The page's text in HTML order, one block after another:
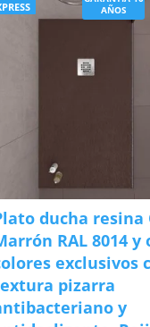
AÑOS
ducha resina
RAL 8014 y
exclusivos
pizarra
y